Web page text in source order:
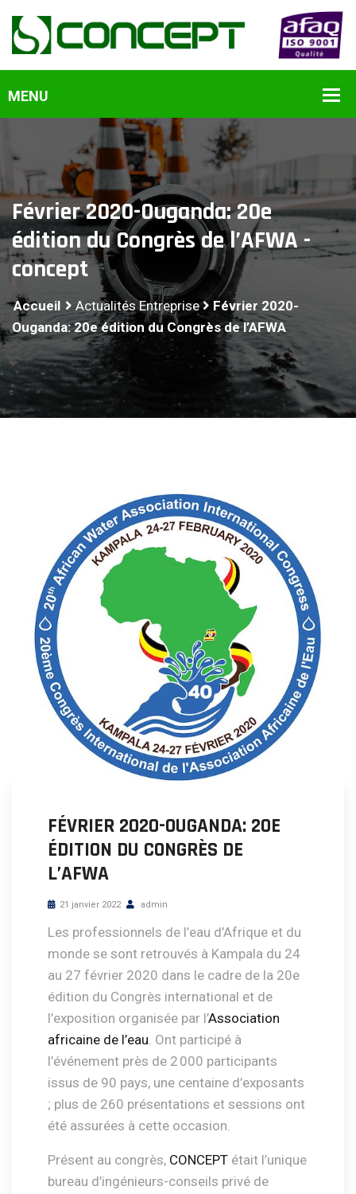
Février 2020-Ouganda: 20e
édition du Congrès de l’AFWA -
concept
Accueil Actualités Entreprise
Février 2020-
Ouganda: 20e édition du Congrès de l’AFWA
FÉVRIER 2020-OUGANDA: 20E
ÉDITION DU CONGRÈS DE
L’AFWA
21 janvier 2022 admin
Les professionnels de l’eau d’Afrique et du
monde se sont retrouvés à Kampala du 24
au 27 février 2020 dans le cadre de la 20e
édition du Congrès international et de
l’exposition organisée par l’Association
africaine de l’eau. Ont participé à
l’événement près de 2 000 participants
issus de 90 pays, une centaine d’exposants
; plus de 260 présentations et sessions ont
été assurées à cette occasion.
Présent au congrès, CONCEPT était l’unique
bureau d’ingénieurs-conseils privé de